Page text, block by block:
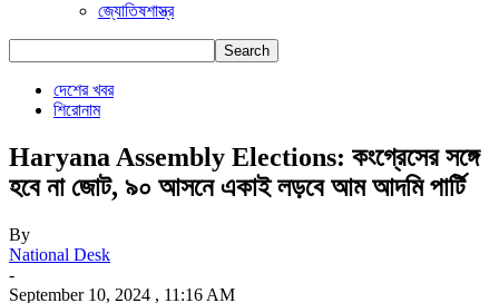
জ্যোতিষশাস্ত্র
দেশের খবর
শিরোনাম
Haryana Assembly Elections: কংগ্রেসের সঙ্গে
হবে না জোট, ৯০ আসনে একাই লড়বে আম আদমি পার্টি
By
National Desk
-
September 10, 2024 , 11:16 AM